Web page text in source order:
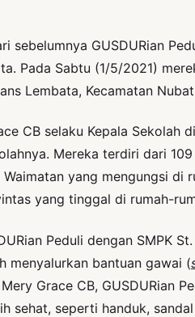
sebelumnya GUSDURian
Pada Sabtu (1/5/2021)
Lembata, Kecamatan
CB selaku Kepala
Mereka terdiri dari
yang mengungsi di
yang tinggal di rumah-
Peduli dengan SMPK
menyalurkan bantuan gawai (
Grace CB, GUSDURian
sehat, seperti handuk,